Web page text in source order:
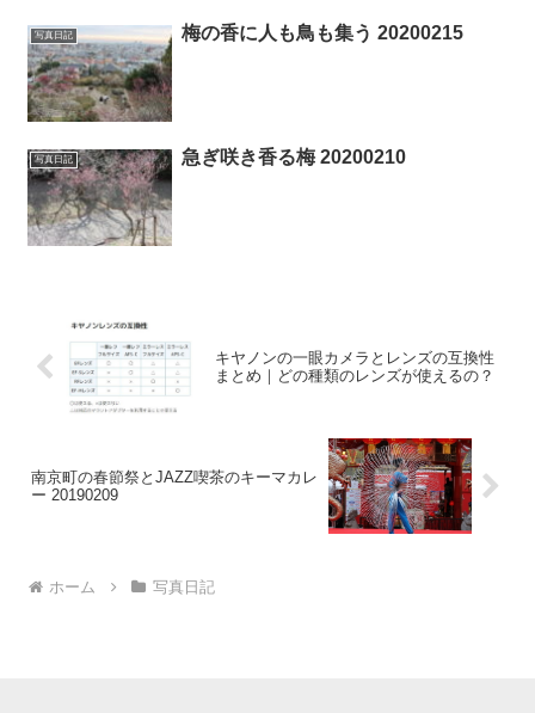
写真日記 梅の香に人も鳥も集う 20200215
写真日記 急ぎ咲き香る梅 20200210
キヤノンの一眼カメラとレンズの互換性
まとめ｜どの種類のレンズが使えるの？
南京町の春節祭とJAZZ喫茶のキーマカレ
ー 20190209
ホーム 写真日記